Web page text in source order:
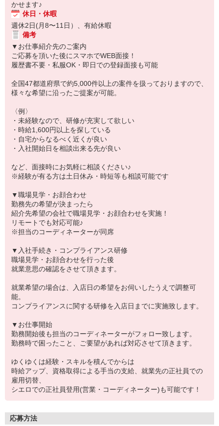
かせます♪
休日・休暇
週休2日(月8〜11日）、有給休暇
備考
▼お仕事紹介先のご案内
ご応募を頂いた後にスマホでWEB面接！
履歴書不要・私服OK・即日での登録面接も可能
全国47都道府県で約5,000件以上の案件を扱っておりますので、
様々な希望に沿ったご提案が可能。
〈例〉
・未経験なので、研修が充実して欲しい
・時給1,600円以上を探している
・自宅からなるべく近くが良い
・入社開始日を相談出来る先が良い
など、面接時にお気軽に相談ください♪
※経験が有る方は土日休み・時短等も相談可能です
▼職場見学・お顔合わせ
勤務先の希望が決まったら
紹介先希望の会社で職場見学・お顔合わせを実施！
リモートでも対応可能♪
※担当のコーディネーターが同席
▼入社手続き・コンプライアンス研修
職場見学・お顔合わせを行った後
就業意思の確認をさせて頂きます。
就業希望の場合は、入店日の希望をお伺いしたうえで調整可
能。
コンプライアンスに関する研修を入店日までに実施致します。
▼お仕事開始
勤務開始後も担当のコーディネーターがフォロー致します。
勤務時で困ったこと、ご要望があれば対応させて頂きます。
ゆくゆくは経験・スキルを積んでからは
時給アップ、資格取得による手当の支給、就業先の正社員での
雇用切替、
シエロでの正社員登用(営業・コーディネーター)も可能です！
応募方法